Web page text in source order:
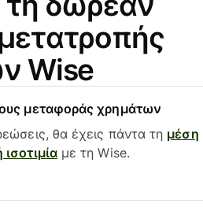
Wise
μεταφοράς χρημάτων
θα έχεις πάντα τη μέση
με τη Wise.